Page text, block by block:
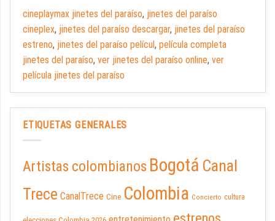
cineplaymax jinetes del paraíso, jinetes del paraíso
cineplex, jinetes del paraíso descargar, jinetes del paraíso
estreno, jinetes del paraíso películ , película completa
jinetes del paraíso, ver jinetes del paraíso online, ver
película jinetes del paraíso
ETIQUETAS GENERALES
Artistas colombianos Bogotá Canal
Trece CanalTrece Cine Colombia Concierto cultura